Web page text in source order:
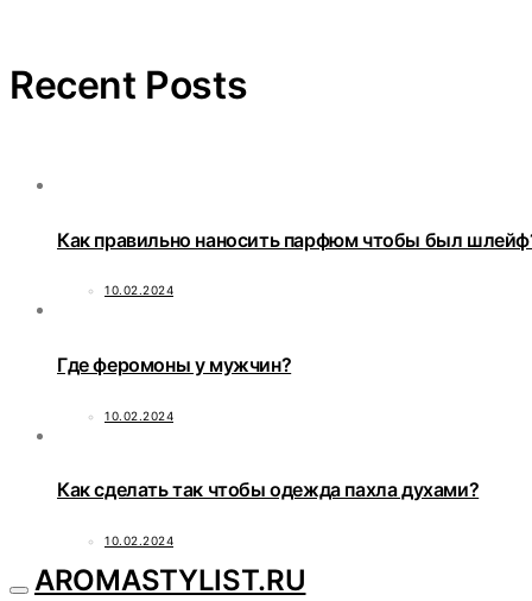
Recent Posts
Как правильно наносить парфюм чтобы был
10.02.2024
Где феромоны у мужчин?
10.02.2024
Как сделать так чтобы одежда пахла духами?
10.02.2024
AROMASTYLIST.RU